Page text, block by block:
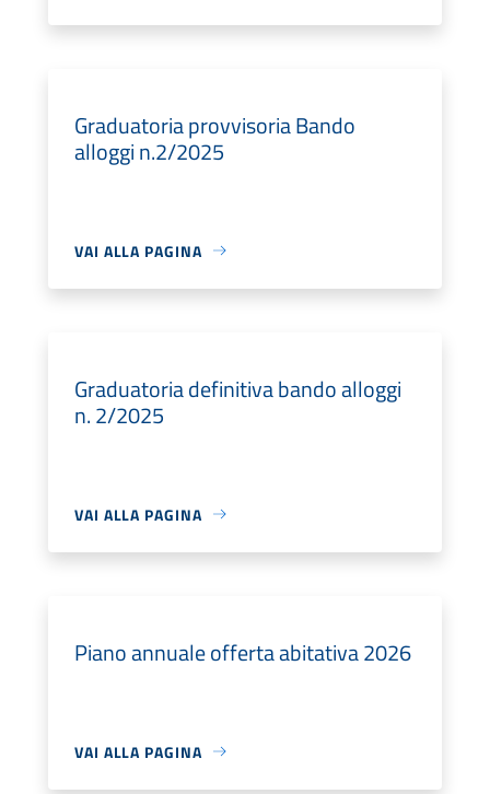
Graduatoria provvisoria Bando
alloggi n.2/2025
VAI ALLA PAGINA
Graduatoria definitiva bando alloggi
n. 2/2025
VAI ALLA PAGINA
Piano annuale offerta abitativa 2026
VAI ALLA PAGINA